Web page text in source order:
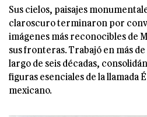
Sus cielos, paisajes
claroscuro terminaron por
imágenes más reconocibles de
sus fronteras. Trabajó en más
largo de seis décadas,
figuras esenciales de la llamada
mexicano.